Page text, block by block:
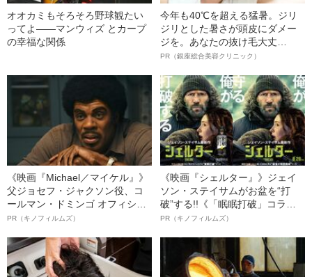
オオカミもそろそろ野球観たい
ってよ――マンウィズ とカープ
の幸福な関係
今年も40℃を超える猛暑。ジリ
ジリとした暑さが頭皮にダメー
ジを。あなたの抜け毛大丈
夫！？
PR（銀座総合美容クリニック）
《映画『Michael／マイケル』》
父ジョセフ・ジャクソン役、コ
ールマン・ドミンゴ オフィシャ
ルインタビュー“観客を魅了した
語る”《日本興収70億円突破》
PR（キノフィルムズ）
《映画『シェルター』》ジェイ
ソン・ステイサムがお盆を“打
破”する!!《「眠眠打破」コラ
ボ》
PR（キノフィルムズ）